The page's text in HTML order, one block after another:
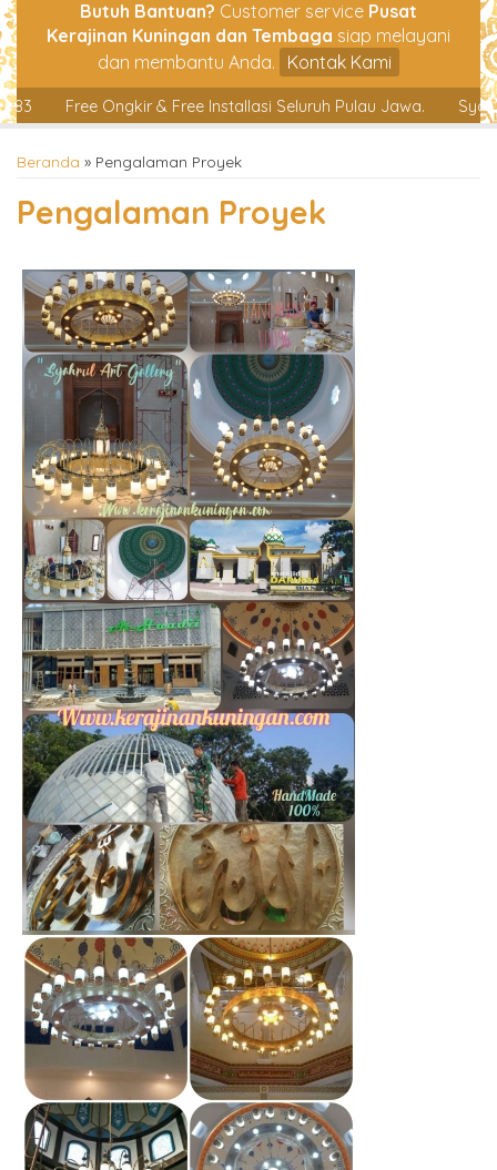
Butuh Bantuan? Customer service Pusat
Kerajinan Kuningan dan Tembaga siap melayani
dan membantu Anda.
Kontak Kami
Ongkir & Free Installasi Seluruh Pulau Jawa. Syahrul Art
Beranda » Pengalaman Proyek
Pengalaman Proyek